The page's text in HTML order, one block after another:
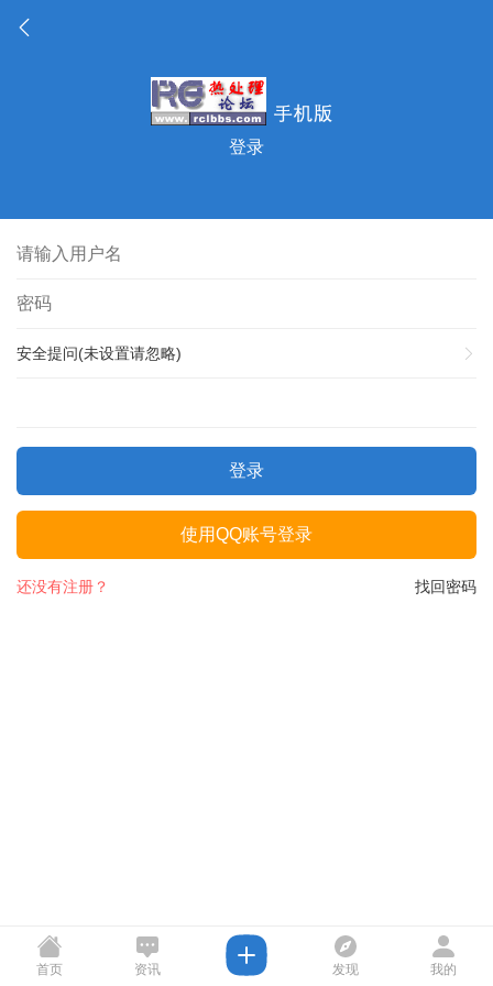
登录
安全提问(未设置请忽略)
登录
使用QQ账号登录
找回密码
还没有注册？
首页 资讯 发现 我的